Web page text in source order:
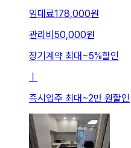
임대료178,000원
관리비 50,000원
장기계약 최대~5%할인
ㅣ
즉시입주 최대~2만 원할인